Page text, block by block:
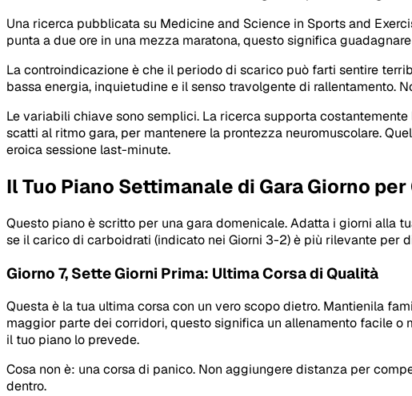
Una ricerca pubblicata su Medicine and Science in Sports and
punta a due ore in una mezza maratona, questo significa
La controindicazione è che il periodo di scarico può farti sentire
bassa energia, inquietudine e il senso travolgente di rallentamento.
Le variabili chiave sono semplici. La ricerca supporta
scatti al ritmo gara, per mantenere la prontezza neuromuscolare.
eroica sessione last-minute.
Il Tuo Piano Settimanale di Gara Giorno per
Questo piano è scritto per una gara domenicale. Adatta i giorni alla
se il carico di carboidrati (indicato nei Giorni 3-2) è più rilevante per
Giorno 7, Sette Giorni Prima: Ultima Corsa di Qualità
Questa è la tua ultima corsa con un vero scopo dietro. Mantienila
maggior parte dei corridori, questo significa un allenamento facile
il tuo piano lo prevede.
Cosa non è: una corsa di panico. Non aggiungere distanza per
dentro.